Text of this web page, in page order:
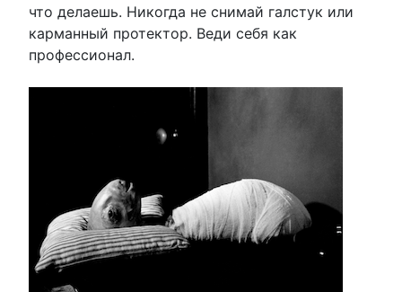
что делаешь. Никогда не снимай галстук или
карманный протектор. Веди себя как
профессионал.